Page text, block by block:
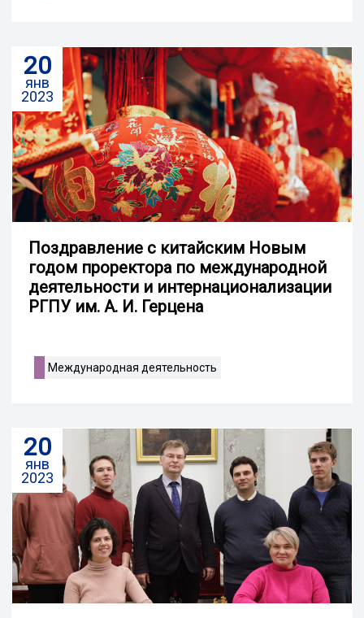
20
янв
2023
Поздравление с китайским Новым
годом проректора по международной
деятельности и интернационализации
РГПУ им. А. И. Герцена
Международная деятельность
20
янв
2023